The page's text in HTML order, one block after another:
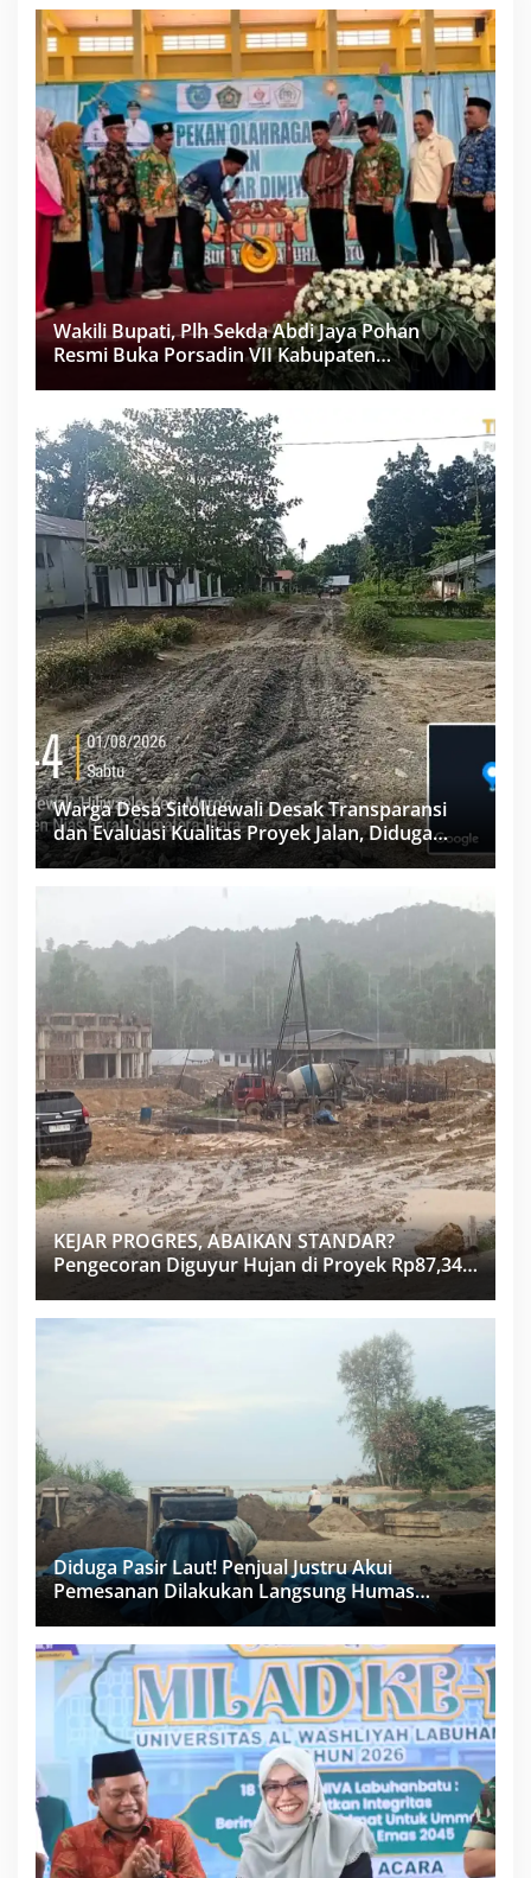
Wakili Bupati, Plh Sekda Abdi Jaya Pohan
Resmi Buka Porsadin VII Kabupaten
Warga Desa Sitoluewali Desak Transparansi
dan Evaluasi Kualitas Proyek Jalan, Diduga
Minim Informasi
KEJAR PROGRES, ABAIKAN STANDAR?
Pengecoran Diguyur Hujan di Proyek Rp87,34
Miliar Sukma Nias, Konsultan, Pengawas dan
PPK Bungkam
Diduga Pasir Laut! Penjual Justru Akui
Pemesanan Dilakukan Langsung Humas